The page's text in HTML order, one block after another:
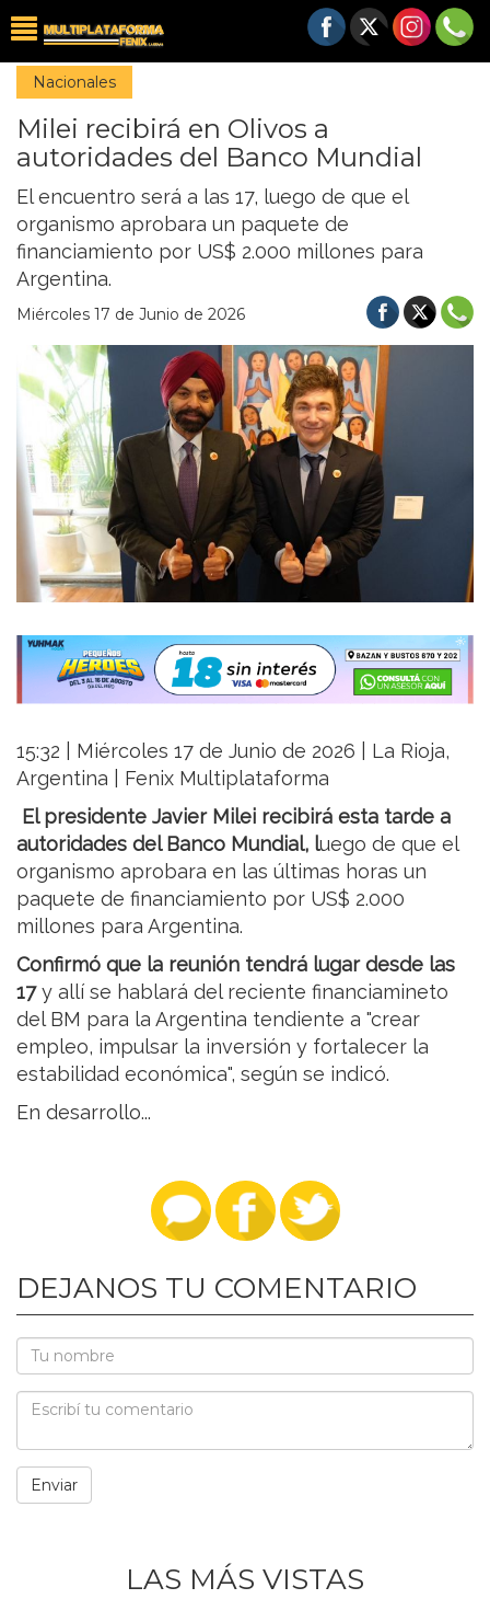
Nacionales
Milei recibirá en Olivos a
autoridades del Banco Mundial
El encuentro será a las 17, luego de que el
organismo aprobara un paquete de
financiamiento por US$ 2.000 millones para
Argentina.
Miércoles 17 de Junio de 2026
15:32 | Miércoles 17 de Junio de 2026 | La Rioja,
Argentina | Fenix Multiplataforma
El presidente Javier Milei recibirá esta tarde a
autoridades del Banco Mundial, luego de que el
organismo aprobara en las últimas horas un
paquete de financiamiento por US$ 2.000
millones para Argentina.
Confirmó que la reunión tendrá lugar desde las
17y allí se hablará del reciente financiamineto
del BM para la Argentina tendiente a "crear
empleo, impulsar la inversión y fortalecer la
estabilidad económica", según se indicó.
En desarrollo...
DEJANOS TU COMENTARIO
LAS MÁS VISTAS